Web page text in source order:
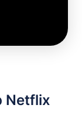
Netflix